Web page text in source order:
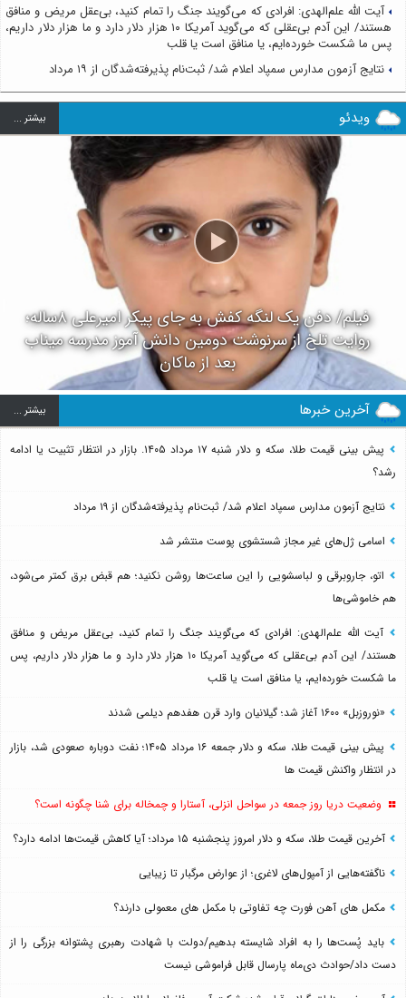
آیت الله علم‌الهدی: افرادی که می‌گویند جنگ را تمام کنید، بی‌عقل مریض و منافق
هستند/ این آدم بی‌عقلی که می‌گوید آمریکا ۱۰ هزار دلار دارد و ما هزار دلار داریم،
پس ما شکست خورده‌ایم، یا منافق است یا قلب
نتایج آزمون مدارس سمپاد اعلام شد/ ثبت‌نام پذیرفته‌شدگان از ۱۹ مرداد
ویدئو بيشتر ...
فیلم/ دفن یک لنگه کفش به جای پیکر امیرعلی ۸ساله؛
روایت تلخ از سرنوشت دومین دانش آموز مدرسه میناب
بعد از ماکان
آخرین خبرها بيشتر ...
پیش بینی قیمت طلا، سکه و دلار شنبه ۱۷ مرداد ۱۴۰۵. بازار در انتظار تثبیت یا ادامه
رشد؟
نتایج آزمون مدارس سمپاد اعلام شد/ ثبت‌نام پذیرفته‌شدگان از ۱۹ مرداد
اسامی ژل‌های غیر مجاز شستشوی پوست منتشر شد
اتو، جاروبرقی و لباسشویی را این ساعت‌ها روشن نکنید؛ هم قبض برق کمتر می‌شود،
هم خاموشی‌ها
آیت الله علم‌الهدی: افرادی که می‌گویند جنگ را تمام کنید، بی‌عقل مریض و منافق
هستند/ این آدم بی‌عقلی که می‌گوید آمریکا ۱۰ هزار دلار دارد و ما هزار دلار داریم، پس
ما شکست خورده‌ایم، یا منافق است یا قلب
«نوروزبل» ۱۶۰۰ آغاز شد؛ گیلانیان وارد قرن هفدهم دیلمی شدند
پیش بینی قیمت طلا، سکه و دلار جمعه ۱۶ مرداد ۱۴۰۵؛ نفت دوباره صعودی شد، بازار
در انتظار واکنش قیمت ها
وضعیت دریا روز جمعه در سواحل انزلی، آستارا و چمخاله برای شنا چگونه است؟
آخرین قیمت طلا، سکه و دلار امروز پنجشنبه ۱۵ مرداد؛ آیا کاهش قیمت‌ها ادامه دارد؟
ناگفته‌هایی از آمپول‌های لاغری؛ از عوارض مرگبار تا زیبایی
مکمل های آهن فورت چه تفاوتی با مکمل های معمولی دارند؟
باید پُست‌ها را به افراد شایسته بدهیم/دولت با شهادت رهبری پشتوانه بزرگی را از
دست داد/حوادث دی‌ماه پارسال قابل فراموشی نیست